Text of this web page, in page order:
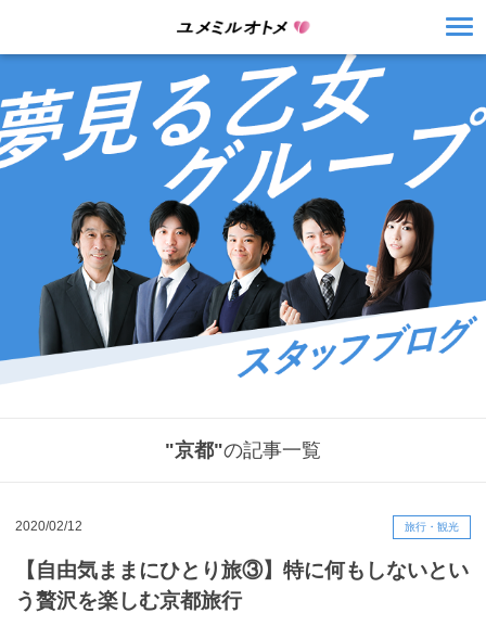
"京都"の記事一覧
2020/02/12 旅行・観光
【自由気ままにひとり旅③】特に何もしないとい
う贅沢を楽しむ京都旅行